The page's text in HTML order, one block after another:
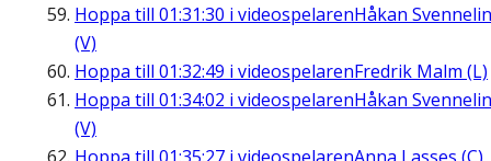
Hoppa till 01:31:30 i videospelarenHåkan
(V)
Hoppa till 01:32:49 i videospelarenFredrik Malm (L)
Hoppa till 01:34:02 i videospelarenHåkan
(V)